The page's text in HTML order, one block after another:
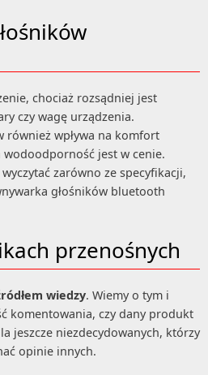
chociaż rozsądniej jest
czy wagę urządzenia.
również wpływa na komfort
jest w cenie.
zarówno ze specyfikacji,
głośników bluetooth
przenośnych
wiedzy. Wiemy o tym i
komentowania, czy dany produkt
jeszcze niezdecydowanych, którzy
opinie innych.